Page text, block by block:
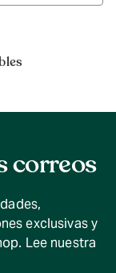
correos
exclusivas y
Lee nuestra